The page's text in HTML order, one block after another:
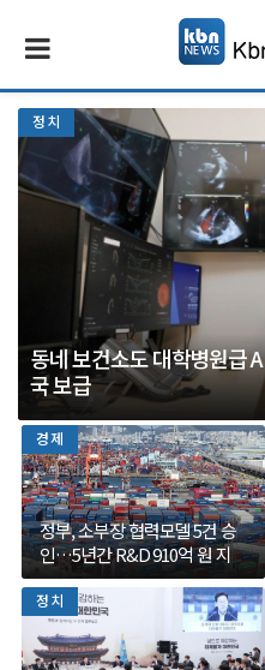
정치
동네 보건소도 대학병원급
국 보급
경제
정부, 소부장 협력모델 5건 승
인…5년간 R&D 910억 원 지
원
정치